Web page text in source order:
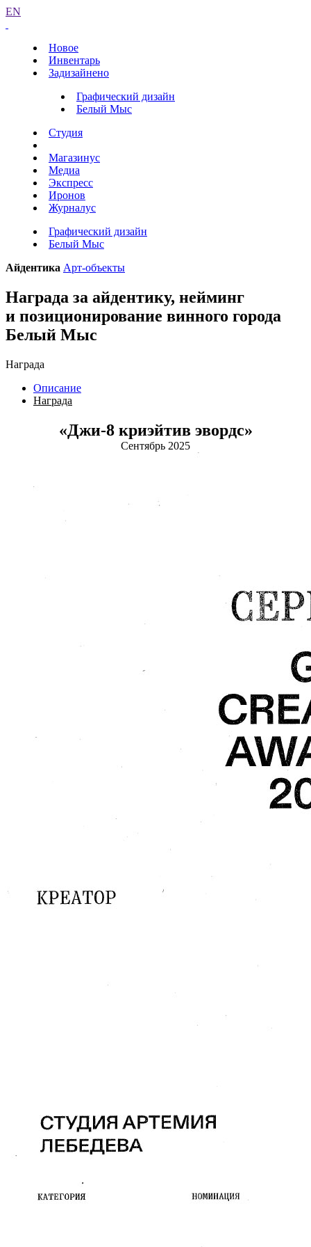
EN
Новое
Инвентарь
Задизайнено
Графический дизайн
Белый Мыс
Студия
Магазинус
Медиа
Экспресс
Иронов
Журналус
Графический дизайн
Белый Мыс
Айдентика Арт-объекты
Награда за айдентику, нейминг
и позиционирование винного города
Белый Мыс
Награда
Описание
Награда
«Джи-8 криэйтив эвордс»
Сентябрь 2025